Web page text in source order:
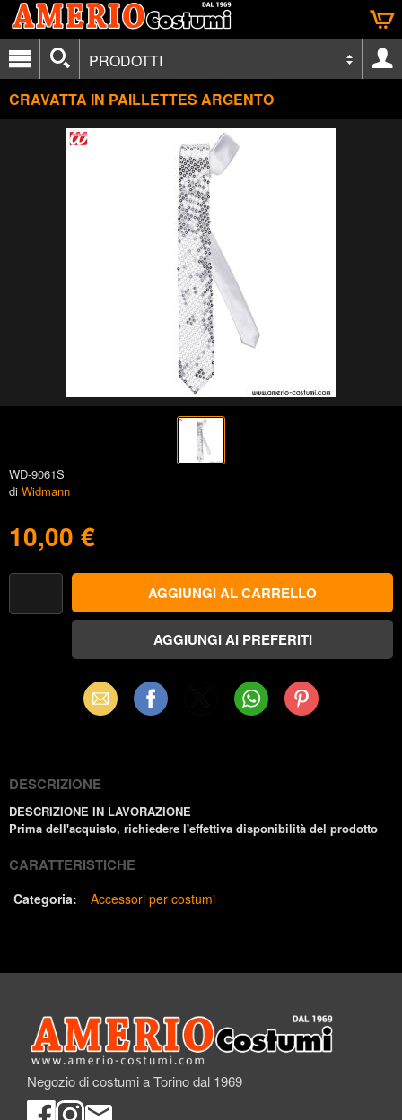
PRODOTTI
CRAVATTA IN PAILLETTES ARGENTO
WD-9061S
di Widmann
10,00 €
Email Facebook WhatsAppPinterest
DESCRIZIONE
DESCRIZIONE IN LAVORAZIONE
Prima dell'acquisto, richiedere l'effettiva disponibilità del prodotto
CARATTERISTICHE
Categoria: Accessori per costumi
Negozio di costumi a Torino dal 1969